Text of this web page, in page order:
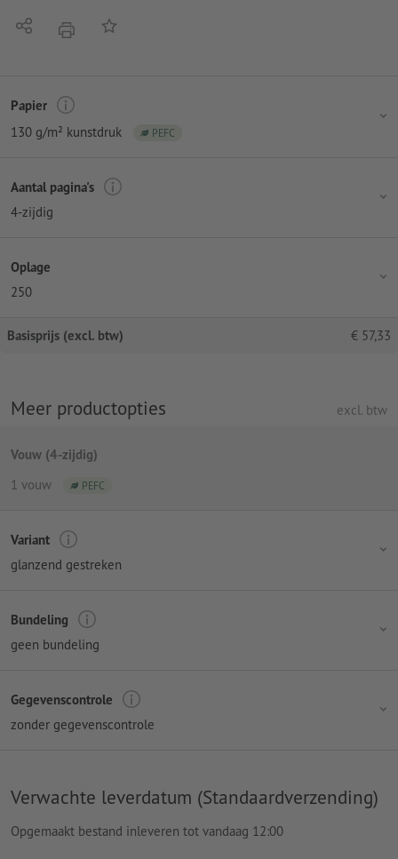
Delen afdrukkenOp de lijst
Papier
130 g/m² kunstdruk
PEFC
Aantal pagina's
4-zijdig
Oplage
250
Basisprijs (excl. btw) € 57,33
Meer productopties excl. btw
Vouw (4-zijdig)
1 vouw
PEFC
Variant
glanzend gestreken
Bundeling
geen bundeling
Gegevenscontrole
zonder gegevenscontrole
Verwachte leverdatum (Standaardverzending)
Opgemaakt bestand inleveren tot vandaag 12:00